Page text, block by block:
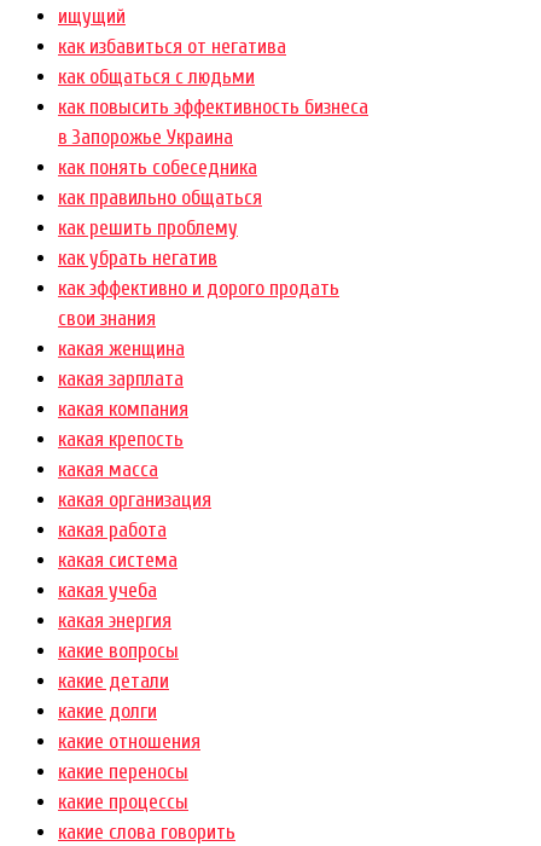
ищущий
как избавиться от негатива
как общаться с людьми
как повысить эффективность бизнеса
в Запорожье Украина
как понять собеседника
как правильно общаться
как решить проблему
как убрать негатив
как эффективно и дорого продать
свои знания
какая женщина
какая зарплата
какая компания
какая крепость
какая масса
какая организация
какая работа
какая система
какая учеба
какая энергия
какие вопросы
какие детали
какие долги
какие отношения
какие переносы
какие процессы
какие слова говорить